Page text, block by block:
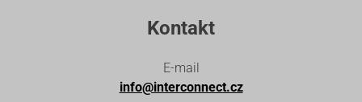
Kontakt
E-mail
info@interconnect.cz